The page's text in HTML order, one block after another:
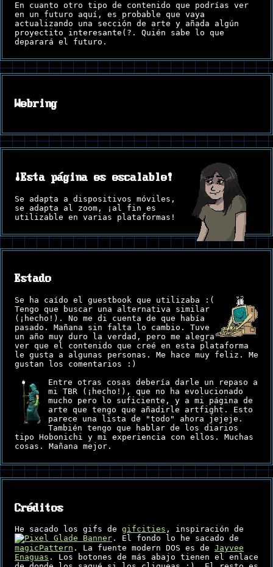
En cuanto otro tipo de contenido que podrías ver
en un futuro aquí, es probable que vaya
actualizando una sección de arte y añada algún
proyectito interesante(?. Quién sabe lo que
deparará el futuro.
Webring
¡Esta página es escalable!
Se adapta a dispositivos móviles,
se adapta al zoom, ¡al fin es
utilizable en varias plataformas!
Estado
Se ha caído el guestbook que utilizaba :(
Tengo que buscar una alternativa similar
(¡hecho!). No me di cuenta de que había
pasado. Mañana sin falta lo cambio. Tuve
un año muy duro la verdad, pero me alegra
ver que el contenido que creé en esta plataforma
le gusta a algunas personas. Me hace muy feliz. Me
gustan los comentarios :)
Entre otras cosas debería darle un repaso a
mi TBR (¡hecho!), que no ha evolucionado
mucho pero lo suficiente, y a mi página de
arte que tengo que añadirle artfight. Esto
parece una lista de "todo" ahora jejeje.
También tengo que hablar de los diarios
tipo Hobonichi y mi experiencia con ellos. Muchas
cosas. Mañana mejor.
Créditos
He sacado los gifs de gifcities , inspiración de
. El fondo lo he sacado de
magicPattern . La fuente modern DOS es de Jayvee
Enaguas . Los botones de más abajo tienen el enlace